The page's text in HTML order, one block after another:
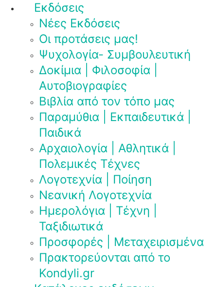
Εκδόσεις
Νέες Εκδόσεις
Οι προτάσεις μας!
Ψυχολογία- Συμβουλευτική
Δοκίμια | Φιλοσοφία |
Αυτοβιογραφίες
Βιβλία από τον τόπο μας
Παραμύθια | Εκπαιδευτικά |
Παιδικά
Αρχαιολογία | Αθλητικά |
Πολεμικές Τέχνες
Λογοτεχνία | Ποίηση
Νεανική Λογοτεχνία
Ημερολόγια | Τέχνη |
Ταξιδιωτικά
Προσφορές | Μεταχειρισμένα
Πρακτορεύονται από το
Kondyli.gr